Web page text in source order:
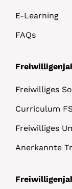
E-Learning
FAQs
Freiwilliges
Curriculum
Freiwilliges
Anerkannte